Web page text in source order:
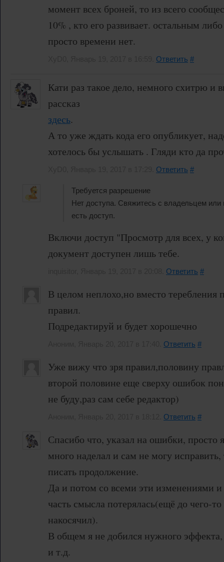
момент всех броней, то из всего
10% , кто его развивает. остальным
просто времени нет.
Ответить #
Кати раз такое дело, немного схитрю и
рассказ
здесь.
А то уже ждать кода его опубликует,
хотелось бы услышать . Гляди кто да
Ответить #
Требуется разрешение
Нет доступа. Свяжитесь с владельцем или
есть доступ.
Включи доступ "Просмотр для всех, у
документ доступен лишь тебе.
Ответить #
В целом неплохо,но вместо теребления
правил.
Подредактируй и будет хорошечно
Ответить #
Уже вижу что зря правил,половину
второй половине еще сверху ошибок
не буду,раз сам себе редактор)
Ответить #
Спасибо что, указал на ошибки, просто
много наделал и сам не могу
писать продолжение.
Да и потом со всеми эти изменениями
часть смысла потерялась(ещё до чего-
накосячил).
В общем я не добился нужного
и т.д.